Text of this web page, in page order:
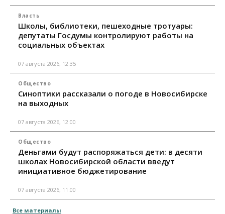
Власть
Школы, библиотеки, пешеходные тротуары:
депутаты Госдумы контролируют работы на
социальных объектах
07 августа 2026, 12:35
Общество
Синоптики рассказали о погоде в Новосибирске
на выходных
07 августа 2026, 12:00
Общество
Деньгами будут распоряжаться дети: в десяти
школах Новосибирской области введут
инициативное бюджетирование
07 августа 2026, 11:00
Все материалы